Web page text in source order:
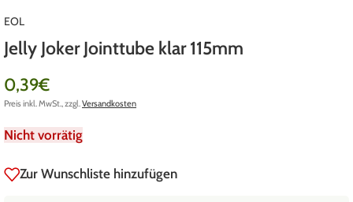
EOL
Jelly Joker Jointtube klar 115mm
0,39€
Preis inkl. MwSt., zzgl. Versandkosten
Nicht vorrätig
Zur Wunschliste hinzufügen